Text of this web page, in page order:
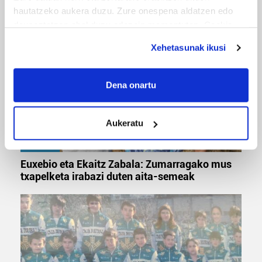
hautatzeko aukera duzu. Zure onespena aldatzen edo
If you allow, we would also like to:
Collect information about your geographical
Identify your device by actively scanning it for
specific characteristics (fingerprinting)
Find out more about how your personal data is processed
and set your preferences in the details section.
Guk eta gure bazkideek zure datu pertsonalak
prozesatzen ditugu, zure IP zenbakia, besteak beste,
teknologia erabiliz, cookieak adibidez, iragarki eta eduki
pertsonalizatuak eskaintzeko, iragarkiak eta edukia
neurtzeko, jendeari buruzko informazioa biltzeko eta
Xehetasunak ikusi
Dena onartu
Aukeratu
'Amaaaa!' abestiekin
MUSA
Euxebio eta Ekaitz Zabala: Zumarragako mus
txapelketa irabazi duten aita-semeak